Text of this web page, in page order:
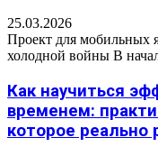
25.03.2026
Проект для мобильных
холодной войны В
Как научиться
временем:
которое реально